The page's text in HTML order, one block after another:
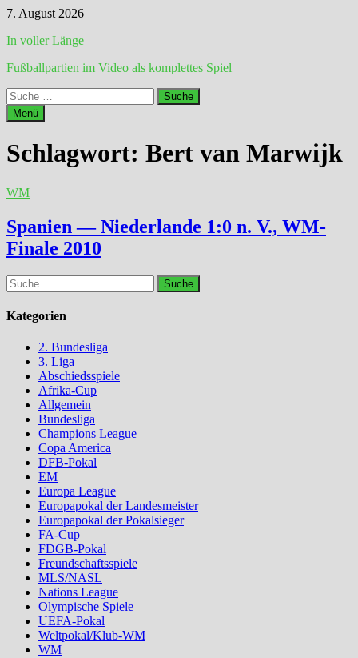
Zum
springen
7. August 2026
In voller Länge
Fußballpartien im Video als komplettes Spiel
Suche
nach:
Menü
Schlagwort: Bert van Marwijk
WM
Spanien — Niederlande 1:0 n. V., WM-
Finale 2010
Suche
nach:
Kategorien
2. Bundesliga
3. Liga
Abschiedsspiele
Afrika-Cup
Allgemein
Bundesliga
Champions League
Copa America
DFB-Pokal
EM
Europa League
Europapokal der Landesmeister
Europapokal der Pokalsieger
FA-Cup
FDGB-Pokal
Freundschaftsspiele
MLS/NASL
Nations League
Olympische Spiele
UEFA-Pokal
Weltpokal/Klub-WM
WM